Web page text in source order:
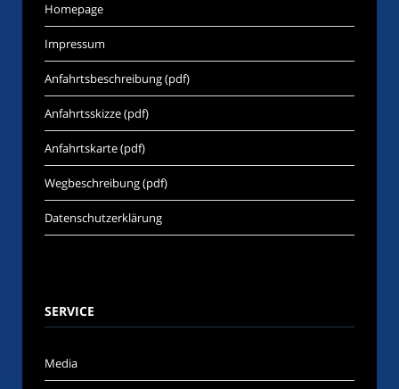
Homepage
Impressum
Anfahrtsbeschreibung (pdf)
Anfahrtsskizze (pdf)
Anfahrtskarte (pdf)
Wegbeschreibung (pdf)
Datenschutzerklärung
SERVICE
Media